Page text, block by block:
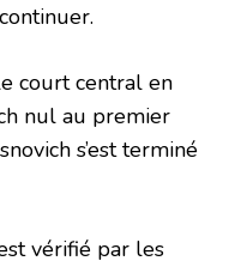
court central en
nul au premier
s’est terminé
vérifié par les